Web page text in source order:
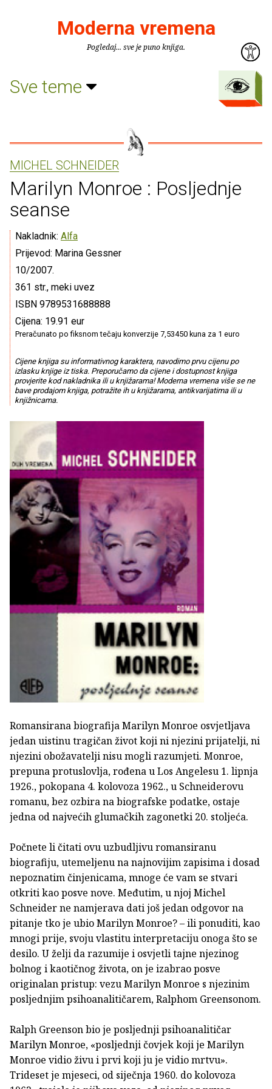
Moderna vremena
Pogledaj... sve je puno knjiga.
Sve teme
MICHEL SCHNEIDER
Marilyn Monroe : Posljednje
seanse
Nakladnik: Alfa
Prijevod: Marina Gessner
10/2007.
361 str., meki uvez
ISBN 9789531688888
Cijena: 19.91 eur
Preračunato po fiksnom tečaju konverzije 7,53450 kuna za 1 euro
Cijene knjiga su informativnog karaktera, navodimo prvu cijenu po
izlasku knjige iz tiska. Preporučamo da cijene i dostupnost knjiga
provjerite kod nakladnika ili u knjižarama! Moderna vremena više se ne
bave prodajom knjiga, potražite ih u knjižarama, antikvarijatima ili u
knjižnicama.
Romansirana biografija Marilyn Monroe osvjetljava
jedan uistinu tragičan život koji ni njezini prijatelji, ni
njezini obožavatelji nisu mogli razumjeti. Monroe,
prepuna protuslovlja, rođena u Los Angelesu 1. lipnja
1926., pokopana 4. kolovoza 1962., u Schneiderovu
romanu, bez ozbira na biografske podatke, ostaje
jedna od najvećih glumačkih zagonetki 20. stoljeća.
Počnete li čitati ovu uzbudljivu romansiranu
biografiju, utemeljenu na najnovijim zapisima i dosad
nepoznatim činjenicama, mnoge će vam se stvari
otkriti kao posve nove. Međutim, u njoj Michel
Schneider ne namjerava dati još jedan odgovor na
pitanje tko je ubio Marilyn Monroe? – ili ponuditi, kao
mnogi prije, svoju vlastitu interpretaciju onoga što se
desilo. U želji da razumije i osvjetli tajne njezinog
bolnog i kaotičnog života, on je izabrao posve
originalan pristup: vezu Marilyn Monroe s njezinim
posljednjim psihoanalitičarem, Ralphom Greensonom.
Ralph Greenson bio je posljednji psihoanalitičar
Marilyn Monroe, «posljednji čovjek koji je Marilyn
Monroe vidio živu i prvi koji ju je vidio mrtvu».
Trideset je mjeseci, od siječnja 1960. do kolovoza